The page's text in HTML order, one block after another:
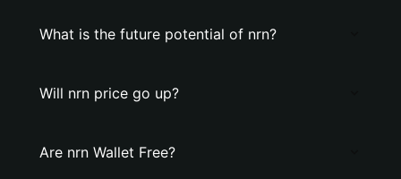
What is the future potential of nrn?
Will nrn price go up?
Are nrn Wallet Free?